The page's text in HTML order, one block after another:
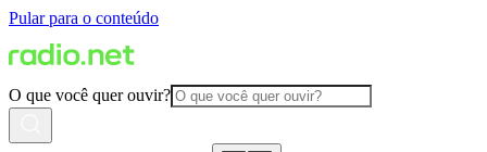
Pular para o conteúdo
O que você quer ouvir?